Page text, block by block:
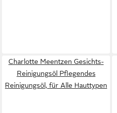
Charlotte Meentzen Gesichts-
Reinigungsöl Pflegendes
Reinigungsöl, für Alle Hauttypen